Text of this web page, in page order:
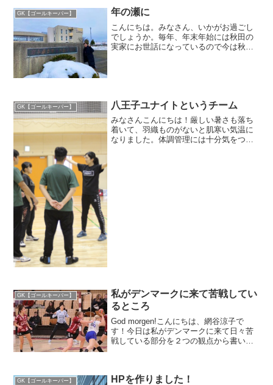
て、もしかして軽...
GK【ゴールキーパー】 年の瀬に
こんにちは。みなさん、いかがお過ごし
でしょうか。毎年、年末年始には秋田の
実家にお世話になっているので今は秋田
GK【ゴールキーパー】 八王子ユナイトというチーム
みなさんこんにちは！厳しい暑さも落ち
着いて、羽織ものがないと肌寒い気温に
なりました。体調管理には十分気をつけ
GK【ゴールキーパー】
私がデンマークに来て苦戦してい
るところ
God morgen!こんにちは、網谷涼子で
す！今日は私がデンマークに来て日々苦
戦している部分を２つの観点から書いて
当に悔しいです！...
GK【ゴールキーパー】 HPを作りました！